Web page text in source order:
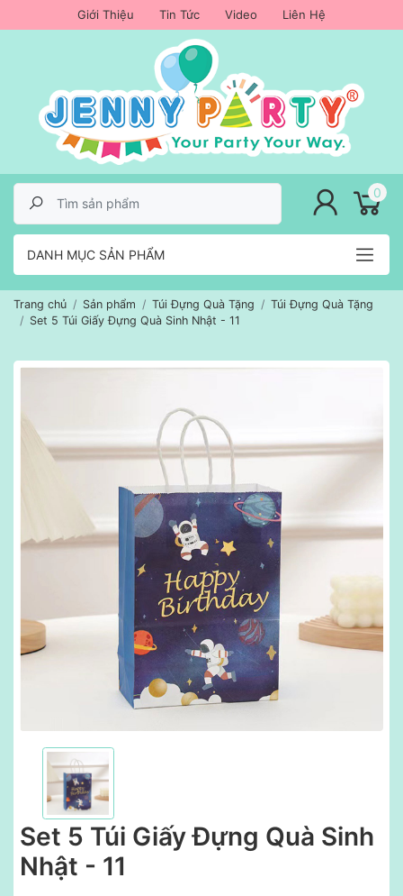
Giới Thiệu Tin Tức Video Liên Hệ
DANH MỤC SẢN PHẨM
0
Trang chủ Sản phẩm Túi Đựng Quà Tặng
Túi Đựng Quà Tặng
Set 5 Túi Giấy Đựng Quà Sinh Nhật - 11
Set 5 Túi Giấy Đựng Quà Sinh
Nhật - 11